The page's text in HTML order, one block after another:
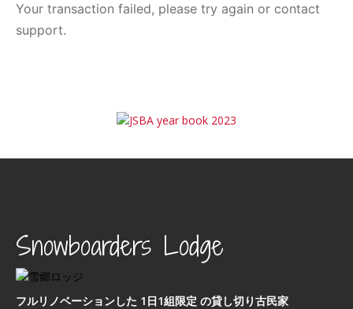
Your transaction failed, please try again or contact
support.
Snowboarders Lodge
フルリノベーションした 1日1組限定 の貸し切り古民家